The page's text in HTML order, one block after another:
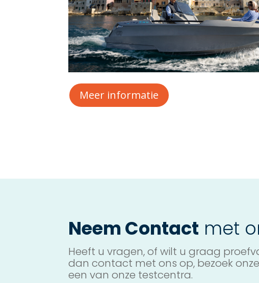
Meer informatie
Neem Contact met
Heeft u vragen, of wilt u graag
dan contact met ons op, bezoek
een van onze testcentra.